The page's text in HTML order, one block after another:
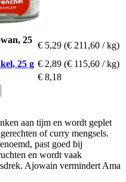
25
€ 5,29 (€ 211,60 / kg)
25 g € 2,89 (€ 115,60 / kg)
€ 8,18
aan tijm en wordt geplet
of curry mengsels.
past goed bij
en wordt vaak
Ajowain vermindert Ama